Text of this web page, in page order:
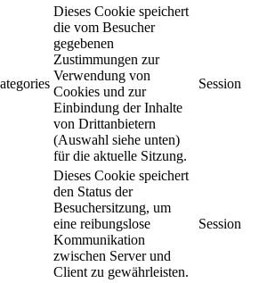
Dieses Cookie speichert
die vom Besucher
gegebenen
Zustimmungen zur
Verwendung von
Cookies und zur
Einbindung der Inhalte
von Drittanbietern
(Auswahl siehe unten)
für die aktuelle Sitzung.
Session
Dieses Cookie speichert
den Status der
Besuchersitzung, um
eine reibungslose
Kommunikation
zwischen Server und
Client zu gewährleisten.
Session